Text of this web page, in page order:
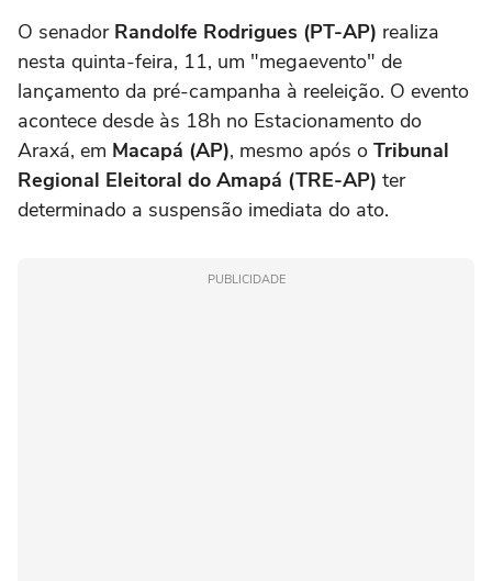
O senador Randolfe Rodrigues (PT-AP) realiza
nesta quinta-feira, 11, um "megaevento" de
lançamento da pré-campanha à reeleição. O evento
acontece desde às 18h no Estacionamento do
Araxá, em Macapá (AP), mesmo após o Tribunal
Regional Eleitoral do Amapá (TRE-AP) ter
determinado a suspensão imediata do ato.
PUBLICIDADE